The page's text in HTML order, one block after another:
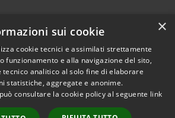
accessibilità
Copyright © 2026 • Comune di
Griante • Powered by
Municipium• Accesso
×
sui cookie
cookie tecnici e assimilati strettamente
funzionamento e alla navigazione del sito,
tecnico analitico al solo fine di elaborare
statistiche, aggregate e anonime.
consultare la cookie policy al seguente link